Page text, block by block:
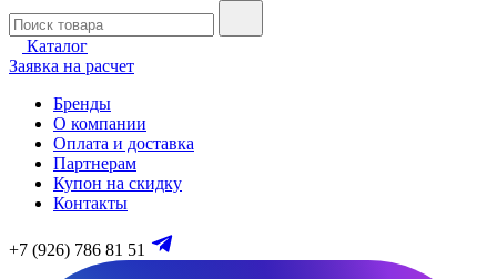
Каталог
Заявка на расчет
Бренды
О компании
Оплата и доставка
Партнерам
Купон на скидку
Контакты
+7 (926) 786 81 51